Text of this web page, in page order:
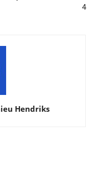
4
Hendriks